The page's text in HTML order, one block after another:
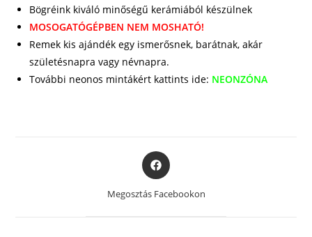
Bögréink kiváló minőségű kerámiából készülnek
MOSOGATÓGÉPBEN NEM MOSHATÓ!
Remek kis ajándék egy ismerősnek, barátnak, akár
születésnapra vagy névnapra.
További neonos mintákért kattints ide: NEONZÓNA
Opens
in
a
Megosztás Facebookon